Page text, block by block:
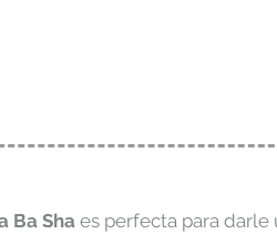
Ba Shaes perfecta para darle